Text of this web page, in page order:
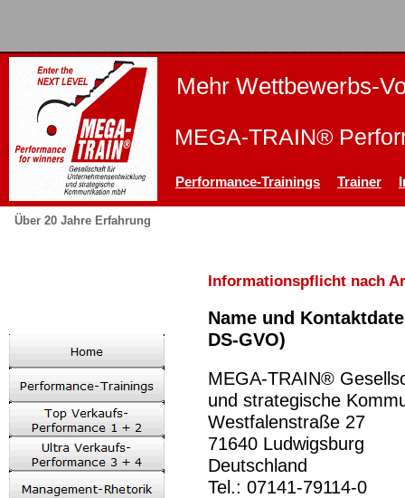
Mehr Wettbewerbs-
MEGA-TRAIN®
Performance-Trainings Trainer
Über 20 Jahre Erfahrung
Informationspflicht nach
Name und
DS-GVO)
MEGA-TRAIN®
und strategische
Westfalenstraße 27
71640 Ludwigsburg
Deutschland
Tel.: 07141-79114-0